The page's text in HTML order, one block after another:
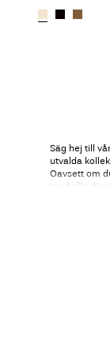
Säg hej till
utvalda
Oavsett om
med alla
nyanser till
slutet av
började